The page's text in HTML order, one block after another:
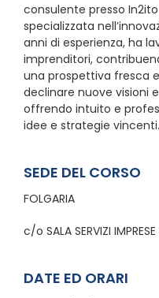
consulente presso
specializzata
anni di esperienza, ha
imprenditori,
una prospettiva fresca
declinare nuove visioni
offrendo intuito e
idee e strategie vincenti.
SEDE DEL CORSO
FOLGARIA
c/o SALA SERVIZI
DATE ED ORARI